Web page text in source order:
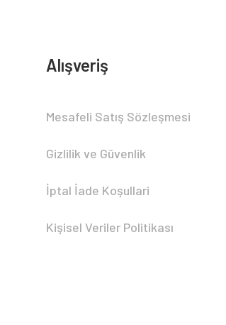
Alışveriş
Mesafeli Satış Sözleşmesi
Gizlilik ve Güvenlik
İptal İade Koşullari
Kişisel Veriler Politikası